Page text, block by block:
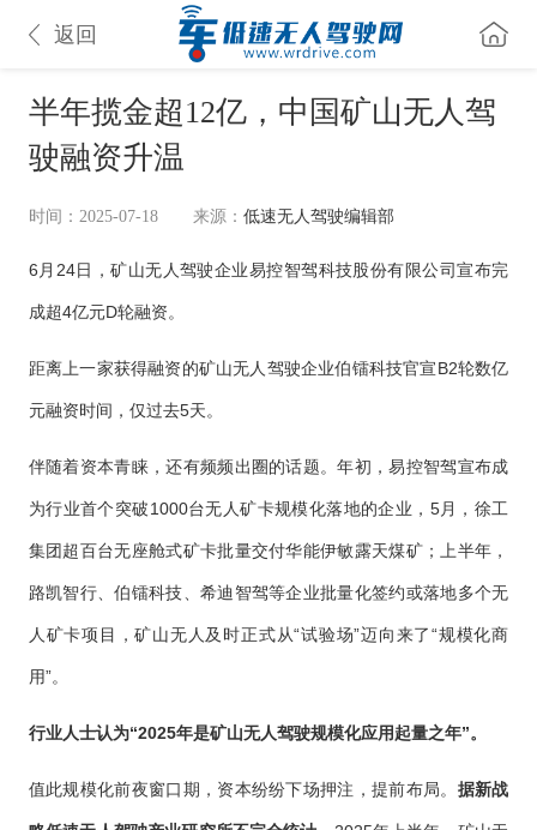
返回
半年揽金超12亿，中国矿山无人驾
驶融资升温
时间：2025-07-18 来源： 低速无人驾驶编辑部
6月24日，矿山无人驾驶企业易控智驾科技股份有限公司宣布完
成超4亿元D轮融资。
距离上一家获得融资的矿山无人驾驶企业伯镭科技官宣B2轮数亿
元融资时间，仅过去5天。
伴随着资本青睐，还有频频出圈的话题。年初，易控智驾宣布成
为行业首个突破1000台无人矿卡规模化落地的企业，5月，徐工
集团超百台无座舱式矿卡批量交付华能伊敏露天煤矿；上半年，
路凯智行、伯镭科技、希迪智驾等企业批量化签约或落地多个无
人矿卡项目，矿山无人及时正式从“试验场”迈向来了“规模化商
用”。
行业人士认为“2025年是矿山无人驾驶规模化应用起量之年”。
值此规模化前夜窗口期，资本纷纷下场押注，提前布局。 据新战